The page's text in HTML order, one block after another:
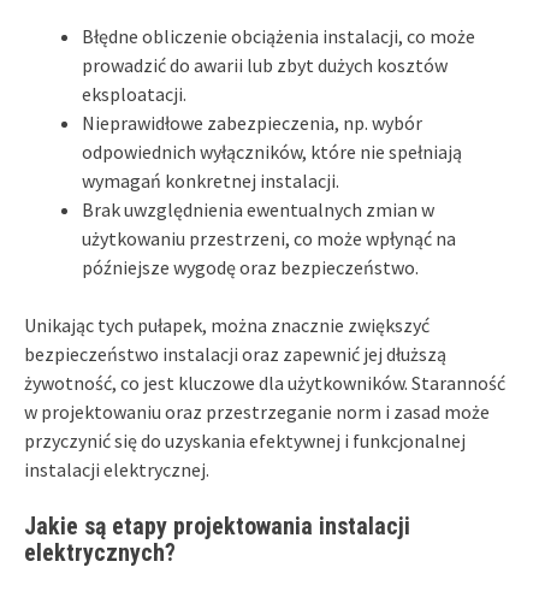
Błędne obliczenie obciążenia instalacji, co może
prowadzić do awarii lub zbyt dużych kosztów
eksploatacji.
Nieprawidłowe zabezpieczenia, np. wybór
odpowiednich wyłączników, które nie spełniają
wymagań konkretnej instalacji.
Brak uwzględnienia ewentualnych zmian w
użytkowaniu przestrzeni, co może wpłynąć na
późniejsze wygodę oraz bezpieczeństwo.
Unikając tych pułapek, można znacznie zwiększyć
bezpieczeństwo instalacji oraz zapewnić jej dłuższą
żywotność, co jest kluczowe dla użytkowników. Staranność
w projektowaniu oraz przestrzeganie norm i zasad może
przyczynić się do uzyskania efektywnej i funkcjonalnej
instalacji elektrycznej.
Jakie są etapy projektowania instalacji
elektrycznych?